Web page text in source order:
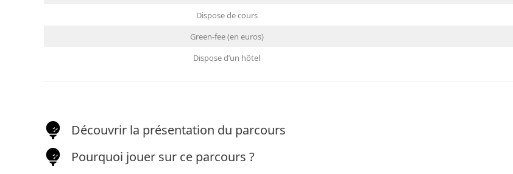
Dispose de cours
Green-fee (en euros)
Dispose d’un hôtel
Découvrir la présentation du parcours
Pourquoi jouer sur ce parcours ?